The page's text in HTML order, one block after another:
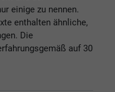
einige zu nennen.
enthalten ähnliche,
Die
auf 30